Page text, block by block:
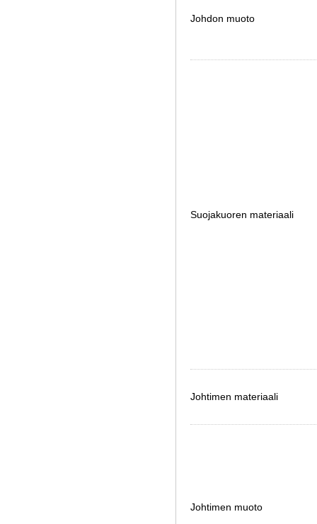
Johdon muoto
Suojakuoren materiaali
Johtimen materiaali
Johtimen muoto